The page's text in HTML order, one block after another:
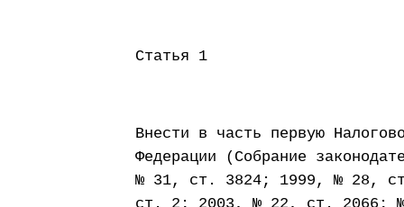
Статья 1
Внести в часть первую
Федерации (Собрание
№ 31, ст. 3824; 1999, № 28,